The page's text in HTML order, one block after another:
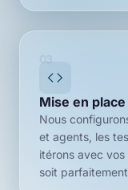
03
Mise en
Nous
et agents, les
itérons avec
soit